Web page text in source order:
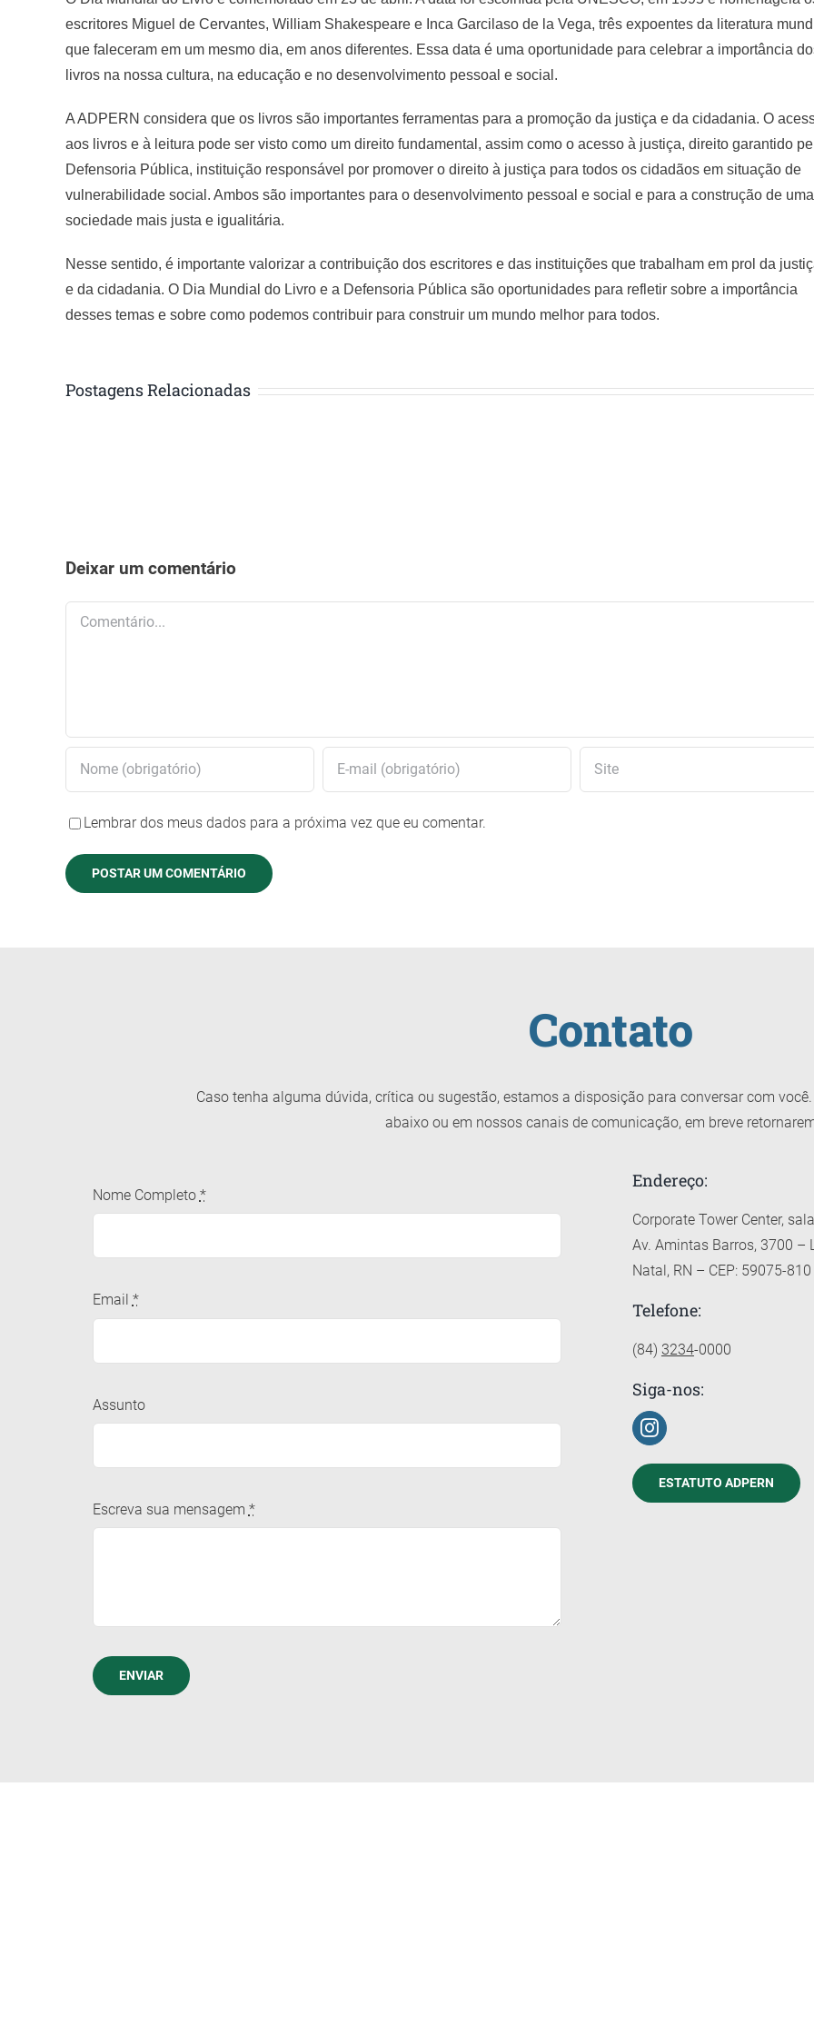
Image
escritores Miguel de Cervantes, William Shakespeare e Inca Garcilaso de la Vega, três expoentes da literatura
que faleceram em um mesmo dia, em anos diferentes. Essa data é uma oportunidade para celebrar a importância
livros na nossa cultura, na educação e no desenvolvimento pessoal e social.
A ADPERN considera que os livros são importantes ferramentas para a promoção da justiça e da cidadania. O
aos livros e à leitura pode ser visto como um direito fundamental, assim como o acesso à justiça, direito garantido
Defensoria Pública, instituição responsável por promover o direito à justiça para todos os cidadãos em situação de
vulnerabilidade social. Ambos são importantes para o desenvolvimento pessoal e social e para a construção de uma
sociedade mais justa e igualitária.
Nesse sentido, é importante valorizar a contribuição dos escritores e das instituições que trabalham em prol da
e da cidadania. O Dia Mundial do Livro e a Defensoria Pública são oportunidades para refletir sobre a importância
desses temas e sobre como podemos contribuir para construir um mundo melhor para todos.
Postagens Relacionadas
Deixar um comentário
Comentário
Lembrar dos meus dados para a próxima vez que eu comentar.
Contato
Caso tenha alguma dúvida, crítica ou sugestão, estamos a disposição para conversar com
abaixo ou em nossos canais de comunicação, em breve
Nome Completo *
Email *
Assunto
Escreva sua mensagem *
ENVIAR
Endereço:
Corporate Tower Center,
Av. Amintas Barros, 3700 –
Natal, RN – CEP: 59075-810
Telefone:
(84) 3234-0000
Siga-nos:
ESTATUTO ADPERN